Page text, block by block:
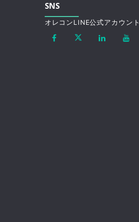
SNS
オレコンLINE公式アカウント